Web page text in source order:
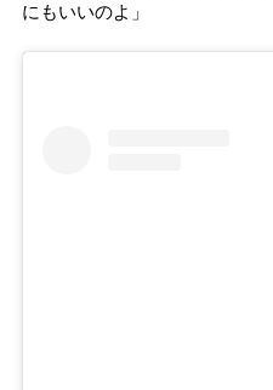
にもいいのよ」